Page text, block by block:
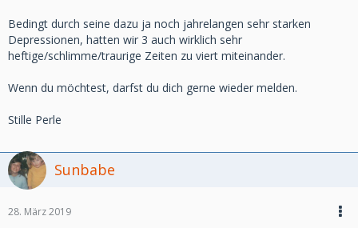
Bedingt durch seine dazu ja noch jahrelangen sehr starken
Depressionen, hatten wir 3 auch wirklich sehr
heftige/schlimme/traurige Zeiten zu viert miteinander.
Wenn du möchtest, darfst du dich gerne wieder melden.
Stille Perle
Sunbabe
28. März 2019